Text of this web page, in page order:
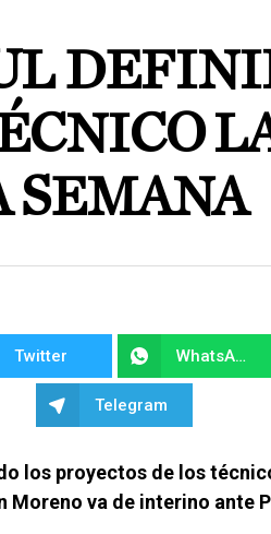
SEMANA
Twitter WhatsApp
Telegram
los proyectos de los
Moreno va de interino ante